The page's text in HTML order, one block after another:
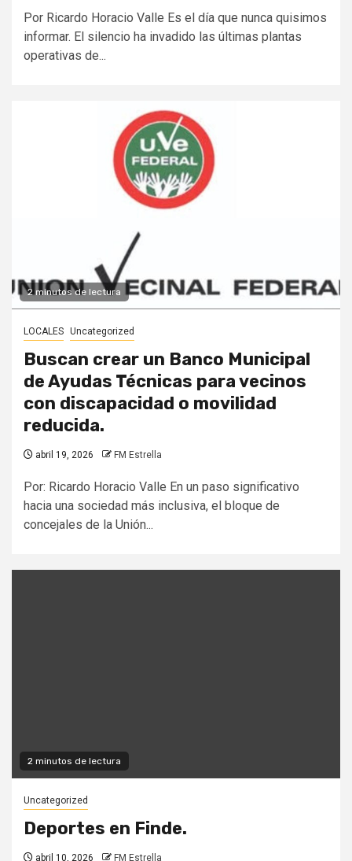
​Por Ricardo Horacio Valle Es el día que nunca quisimos
informar. El silencio ha invadido las últimas plantas
operativas de...
2 minutos de lectura
LOCALES Uncategorized
Buscan crear un Banco Municipal
de Ayudas Técnicas para vecinos
con discapacidad o movilidad
reducida.
abril 19, 2026 FM Estrella
Por: Ricardo Horacio Valle En un paso significativo
hacia una sociedad más inclusiva, el bloque de
concejales de la Unión...
2 minutos de lectura
Uncategorized
Deportes en Finde.
abril 10, 2026 FM Estrella